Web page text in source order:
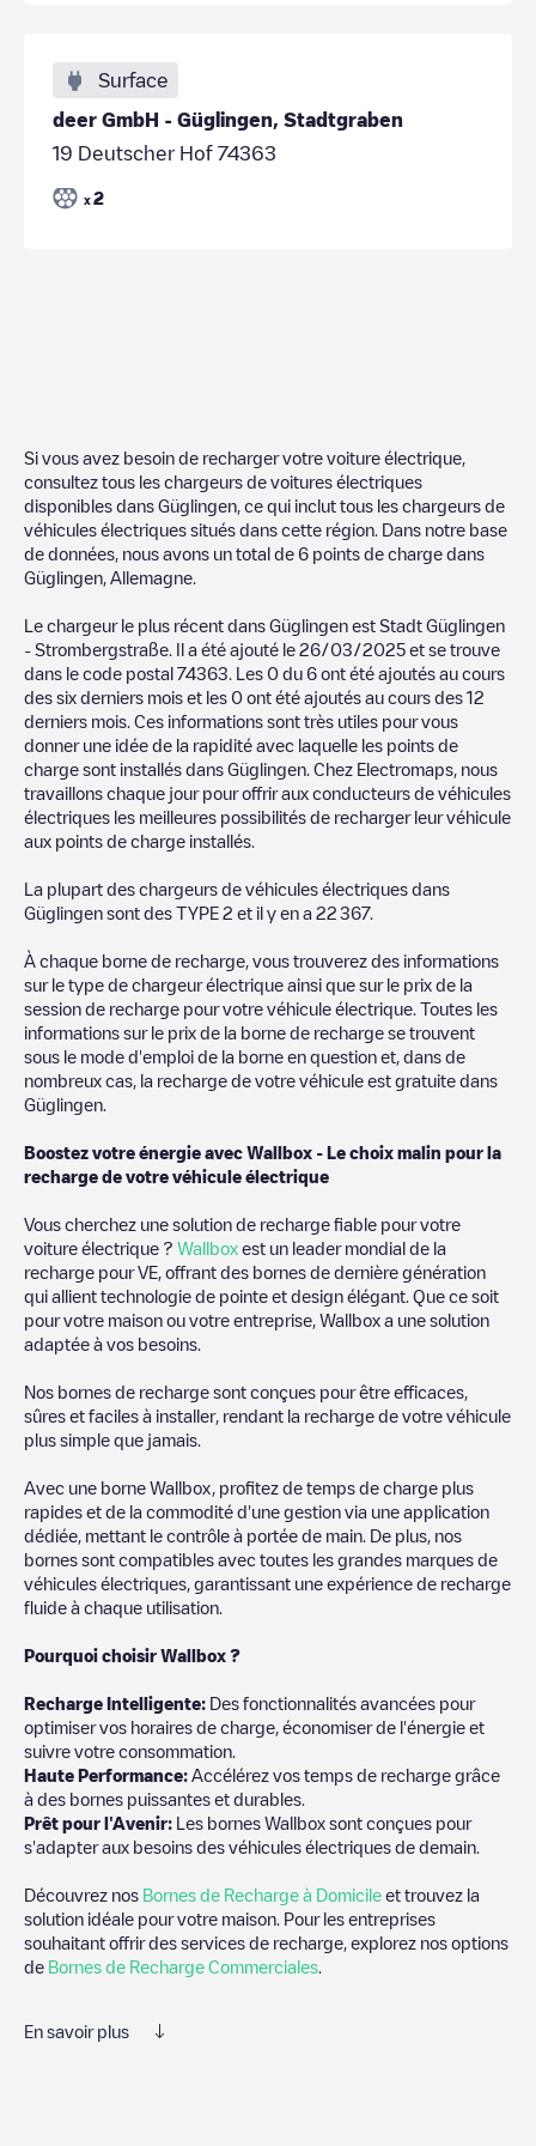
Surface
deer GmbH - Güglingen, Stadtgraben
19 Deutscher Hof 74363
x 2
Si vous avez besoin de recharger votre voiture électrique,
consultez tous les chargeurs de voitures électriques
disponibles dans Güglingen , ce qui inclut tous les chargeurs de
véhicules électriques situés dans cette région. Dans notre base
de données, nous avons un total de 6 points de charge dans
Güglingen Allemagne
Le chargeur le plus récent dans Güglingen est Stadt Güglingen
- Strombergstraße . Il a été ajouté le 26/03/2025 et se trouve
dans le code postal 74363 . Les 0 du 6 ont été ajoutés au cours
des six derniers mois et les 0 ont été ajoutés au cours des 12
derniers mois. Ces informations sont très utiles pour vous
donner une idée de la rapidité avec laquelle les points de
charge sont installés dans Güglingen . Chez Electromaps, nous
travaillons chaque jour pour offrir aux conducteurs de véhicules
électriques les meilleures possibilités de recharger leur véhicule
aux points de charge installés.
La plupart des chargeurs de véhicules électriques dans
Güglingen sont des TYPE 2 et il y en a 22 367.
À chaque borne de recharge, vous trouverez des informations
sur le type de chargeur électrique ainsi que sur le prix de la
session de recharge pour votre véhicule électrique. Toutes les
informations sur le prix de la borne de recharge se trouvent
sous le mode d'emploi de la borne en question et, dans de
nombreux cas, la recharge de votre véhicule est gratuite dans
Güglingen
Boostez votre énergie avec Wallbox - Le choix malin pour la
recharge de votre véhicule électrique
Vous cherchez une solution de recharge fiable pour votre
voiture électrique ? Wallbox est un leader mondial de la
recharge pour VE, offrant des bornes de dernière génération
qui allient technologie de pointe et design élégant. Que ce soit
pour votre maison ou votre entreprise, Wallbox a une solution
adaptée à vos besoins.
Nos bornes de recharge sont conçues pour être efficaces,
sûres et faciles à installer, rendant la recharge de votre véhicule
plus simple que jamais.
Avec une borne Wallbox, profitez de temps de charge plus
rapides et de la commodité d'une gestion via une application
dédiée, mettant le contrôle à portée de main. De plus, nos
bornes sont compatibles avec toutes les grandes marques de
véhicules électriques, garantissant une expérience de recharge
fluide à chaque utilisation.
Pourquoi choisir Wallbox ?
Recharge Intelligente: Des fonctionnalités avancées pour
optimiser vos horaires de charge, économiser de l'énergie et
suivre votre consommation.
Haute Performance: Accélérez vos temps de recharge grâce
à des bornes puissantes et durables.
Prêt pour l'Avenir: Les bornes Wallbox sont conçues pour
s'adapter aux besoins des véhicules électriques de demain.
Découvrez nos Bornes de Recharge à Domicile et trouvez la
solution idéale pour votre maison. Pour les entreprises
souhaitant offrir des services de recharge, explorez nos options
de Bornes de Recharge Commerciales
En savoir plus